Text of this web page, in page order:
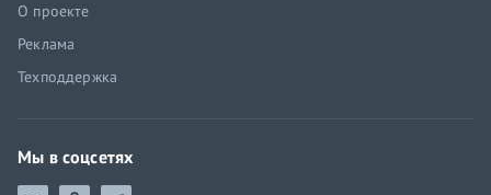
О проекте
Реклама
Техподдержка
Мы в соцсетях